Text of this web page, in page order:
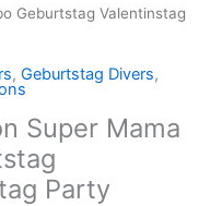
Geburtstag Valentinstag
, Geburtstag Divers,
Super Mama
Party